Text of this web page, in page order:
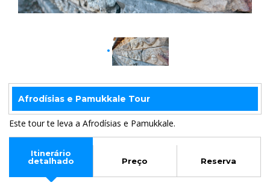
Afrodísias e Pamukkale Tour
Este tour te leva a Afrodísias e Pamukkale.
Itinerário
detalhado
Preço Reserva